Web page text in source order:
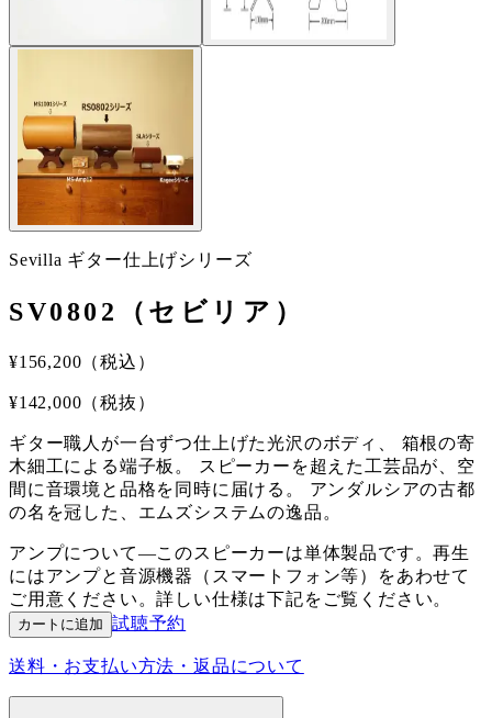
Sevilla ギター仕上げシリーズ
SV0802（セビリア）
¥156,200 （税込）
¥142,000 （税抜）
ギター職人が一台ずつ仕上げた光沢のボディ、 箱根の寄
木細工による端子板。 スピーカーを超えた工芸品が、空
間に音環境と品格を同時に届ける。 アンダルシアの古都
の名を冠した、エムズシステムの逸品。
アンプについて—このスピーカーは単体製品です。再生
にはアンプと音源機器（スマートフォン等）をあわせて
ご用意ください。詳しい仕様は下記をご覧ください。
カートに追加 試聴予約
送料・お支払い方法・返品について